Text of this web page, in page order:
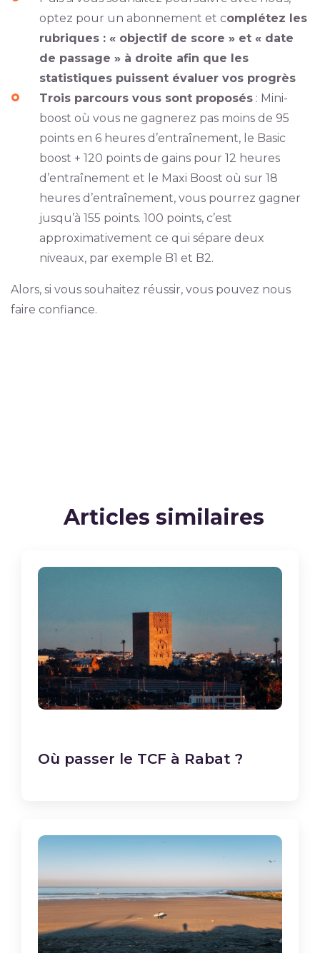
optez pour un abonnement et complétez les
rubriques : « objectif de score » et « date
de passage » à droite afin que les
statistiques puissent évaluer vos progrès
Trois parcours vous sont proposés : Mini-
boost où vous ne gagnerez pas moins de 95
points en 6 heures d’entraînement, le Basic
boost + 120 points de gains pour 12 heures
d’entraînement et le Maxi Boost où sur 18
heures d’entraînement, vous pourrez gagner
jusqu’à 155 points. 100 points, c’est
approximativement ce qui sépare deux
niveaux, par exemple B1 et B2.
Alors, si vous souhaitez réussir, vous pouvez nous
faire confiance.
Articles similaires
Où passer le TCF à Rabat ?